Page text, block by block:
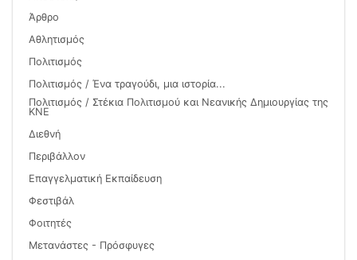
Άρθρο
Αθλητισμός
Πολιτισμός
Πολιτισμός / Ένα τραγούδι, μια ιστορία...
Πολιτισμός / Στέκια Πολιτισμού και Νεανικής Δημιουργίας της
ΚΝΕ
Διεθνή
Περιβάλλον
Επαγγελματική Εκπαίδευση
Φεστιβάλ
Φοιτητές
Μετανάστες - Πρόσφυγες